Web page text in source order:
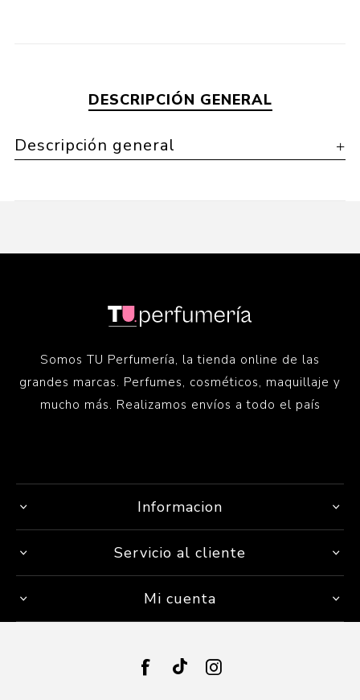
DESCRIPCIÓN GENERAL
Descripción general
Somos TU Perfumería, la tienda online de las
grandes marcas. Perfumes, cosméticos, maquillaje y
mucho más. Realizamos envíos a todo el país
Informacion
Servicio al cliente
Mi cuenta